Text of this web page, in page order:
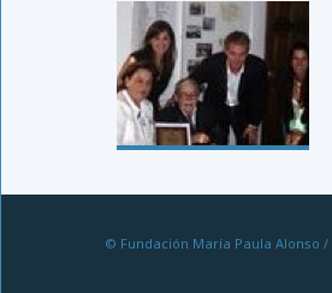
© Fundación María Paula Alonso /